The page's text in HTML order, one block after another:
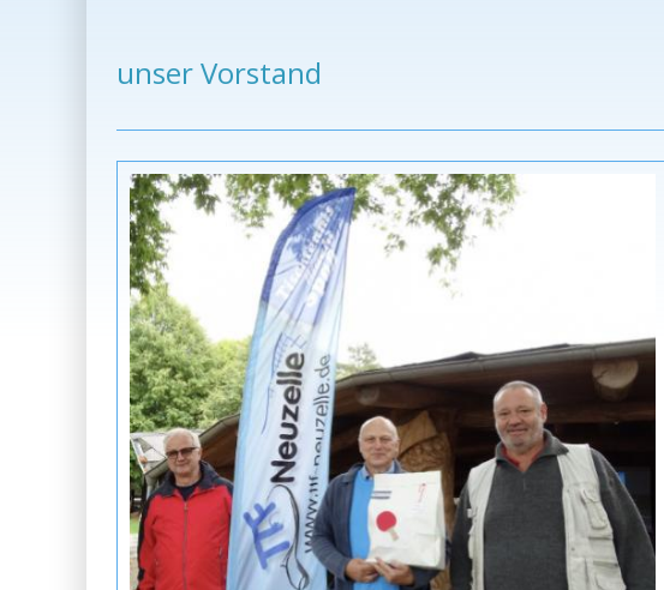
unser Vorstand